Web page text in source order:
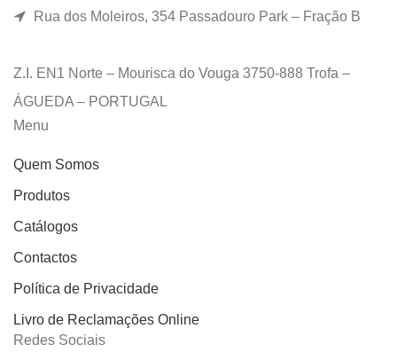
Rua dos Moleiros, 354 Passadouro Park – Fração B
Z.I. EN1 Norte – Mourisca do Vouga 3750-888 Trofa –
ÁGUEDA – PORTUGAL
Menu
Quem Somos
Produtos
Catálogos
Contactos
Política de Privacidade
Livro de Reclamações Online
Redes Sociais